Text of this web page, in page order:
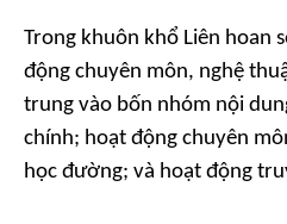
Trong khuôn khổ Liên hoan
động chuyên môn, nghệ
trung vào bốn nhóm nội
chính; hoạt động chuyên
học đường; và hoạt động